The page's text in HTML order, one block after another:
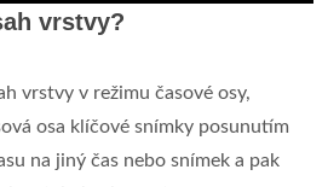
vrstvy?
vrstvy v režimu časové osy,
osa klíčové snímky posunutím
na jiný čas nebo snímek a pak